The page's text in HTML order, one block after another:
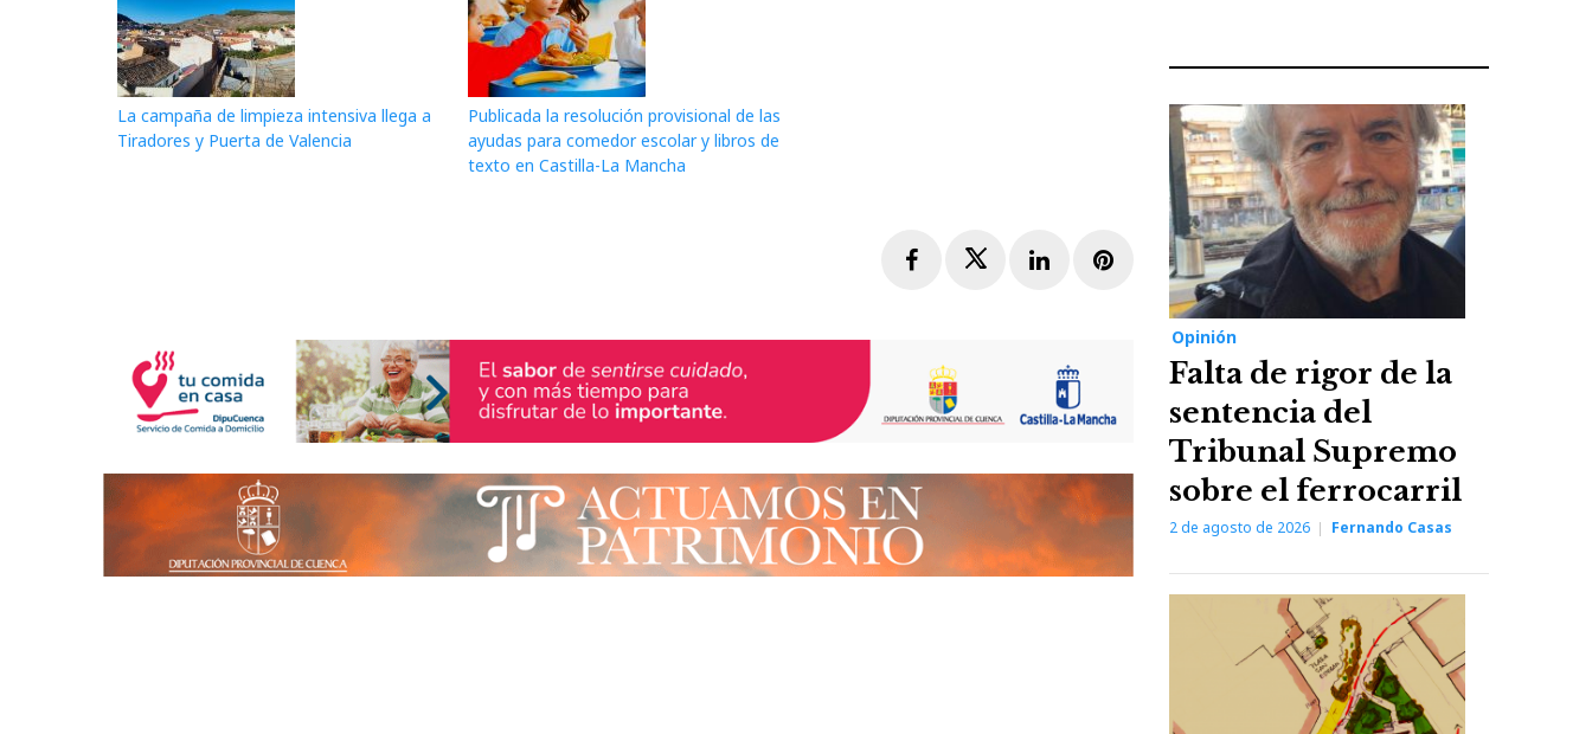
La campaña de limpieza intensiva llega a
Tiradores y Puerta de Valencia
Publicada la resolución provisional de las
ayudas para comedor escolar y libros de
texto en Castilla-La Mancha
FacebookTwitterLinkedInPinterest
Opinión
Falta de rigor de la
sentencia del
Tribunal Supremo
sobre el ferrocarril
2 de agosto de 2026 Fernando Casas